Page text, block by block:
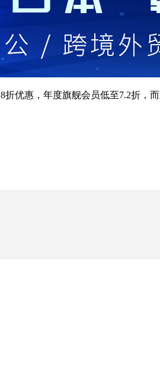
优惠，年度旗舰会员低至7.2折，而